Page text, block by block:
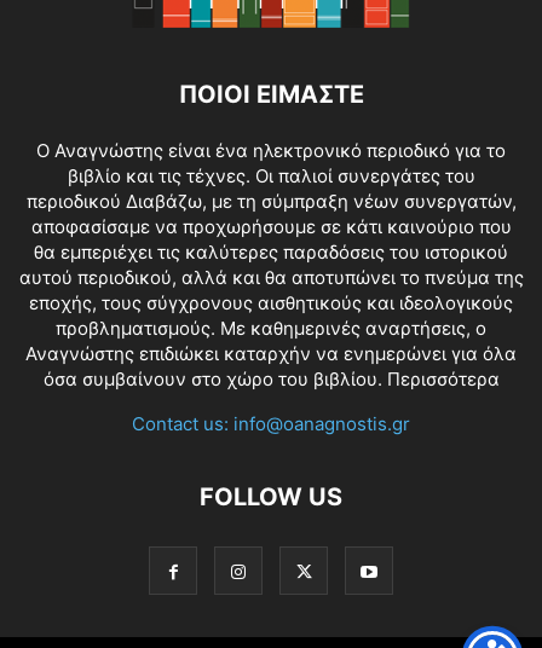
ΠΟΙΟΙ ΕΙΜΑΣΤΕ
O Αναγνώστης είναι ένα ηλεκτρονικό περιοδικό για το
βιβλίο και τις τέχνες. Οι παλιοί συνεργάτες του
περιοδικού Διαβάζω, με τη σύμπραξη νέων συνεργατών,
αποφασίσαμε να προχωρήσουμε σε κάτι καινούριο που
θα εμπεριέχει τις καλύτερες παραδόσεις του ιστορικού
αυτού περιοδικού, αλλά και θα αποτυπώνει το πνεύμα της
εποχής, τους σύγχρονους αισθητικούς και ιδεολογικούς
προβληματισμούς. Με καθημερινές αναρτήσεις, ο
Αναγνώστης επιδιώκει καταρχήν να ενημερώνει για όλα
όσα συμβαίνουν στο χώρο του βιβλίου. Περισσότερα
Contact us: info@oanagnostis.gr
FOLLOW US